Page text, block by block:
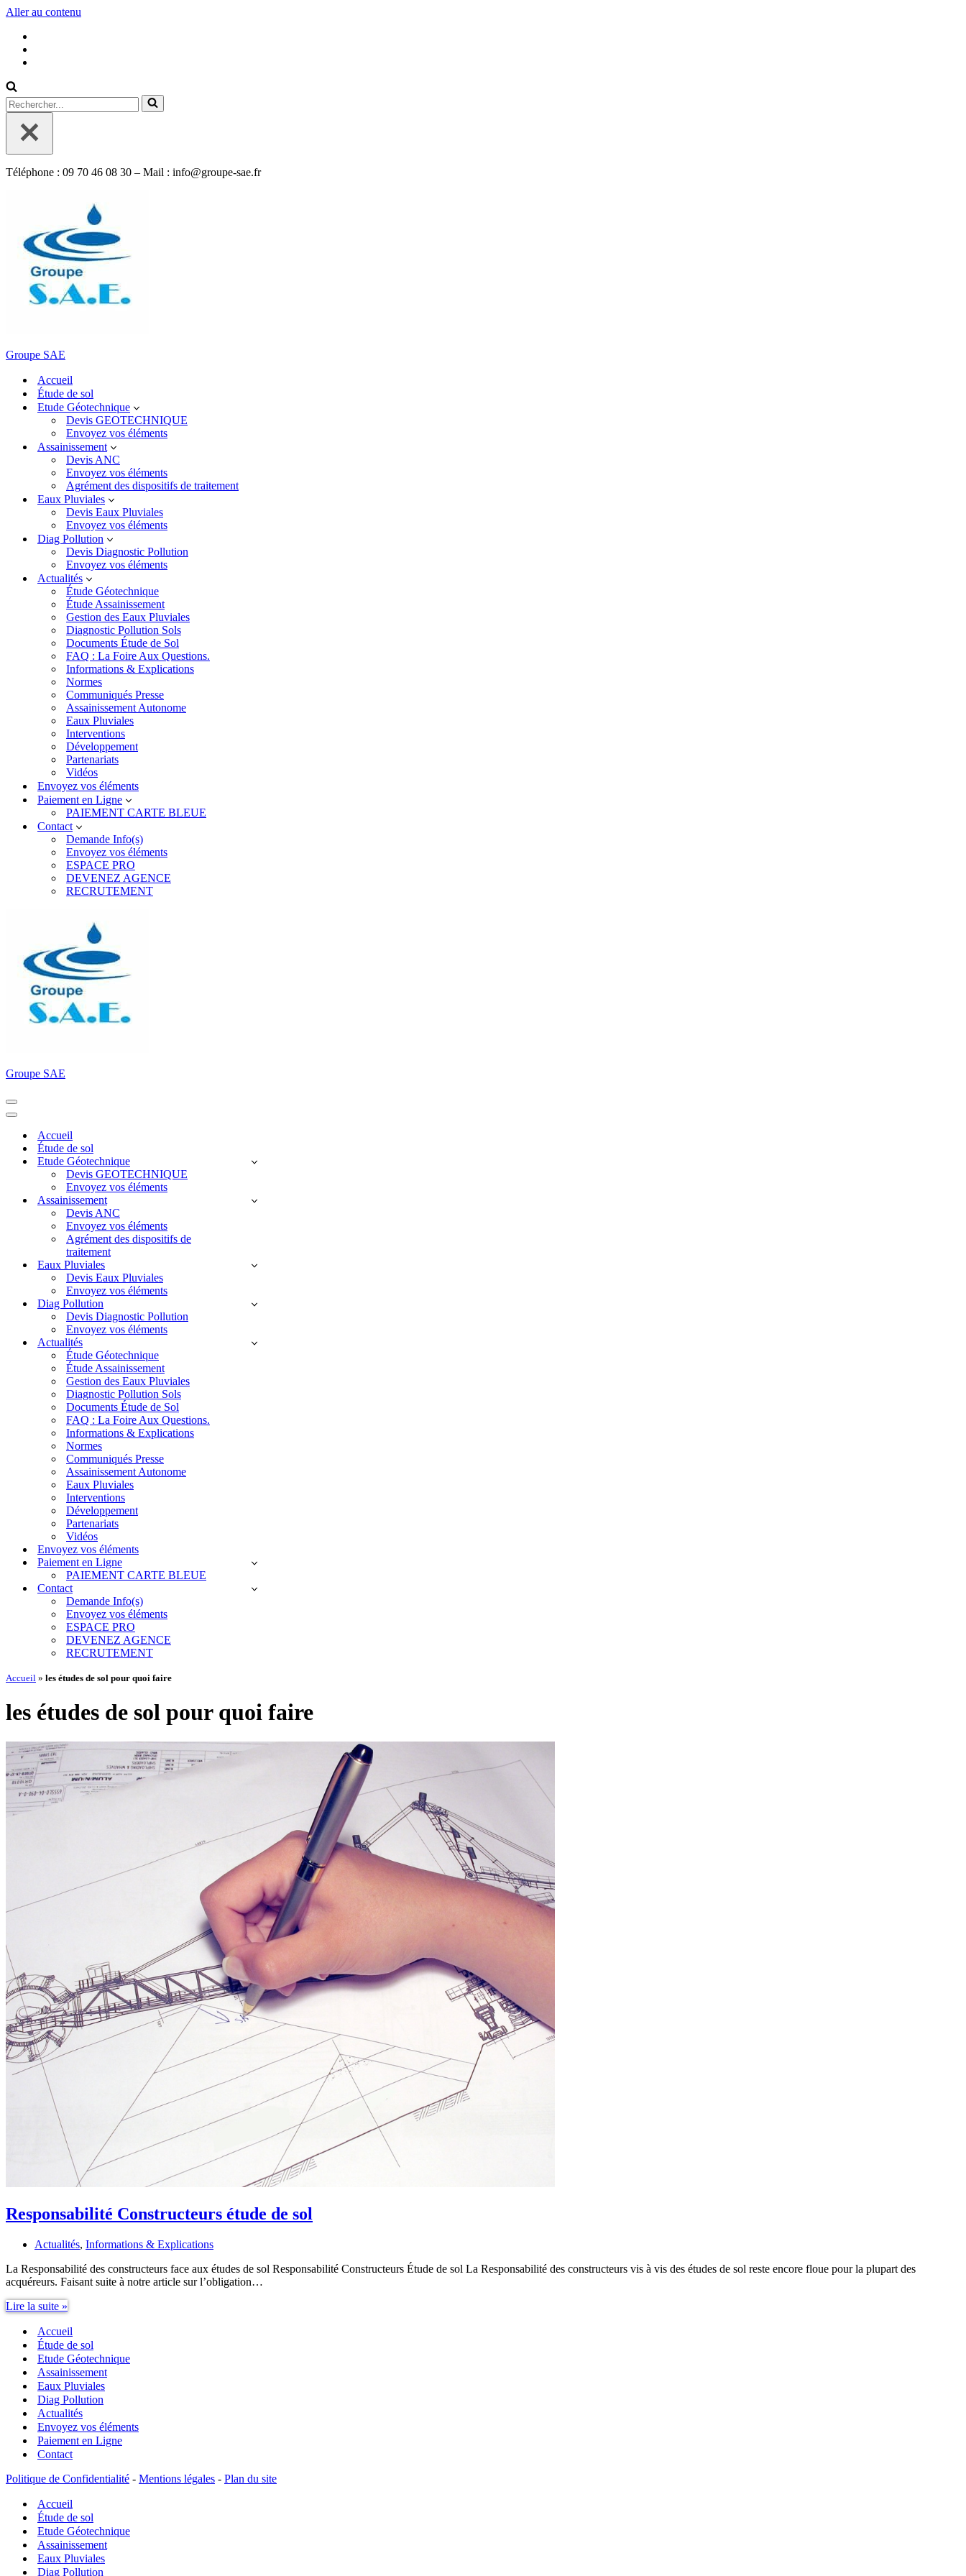
Aller au contenu
Rechercher...
Téléphone : 09 70 46 08 30 – Mail : info@groupe-sae.fr
Groupe SAE
Accueil
Étude de sol
Etude Géotechnique
Devis GEOTECHNIQUE
Envoyez vos éléments
Assainissement
Devis ANC
Envoyez vos éléments
Agrément des dispositifs de traitement
Eaux Pluviales
Devis Eaux Pluviales
Envoyez vos éléments
Diag Pollution
Devis Diagnostic Pollution
Envoyez vos éléments
Actualités
Étude Géotechnique
Étude Assainissement
Gestion des Eaux Pluviales
Diagnostic Pollution Sols
Documents Étude de Sol
FAQ : La Foire Aux Questions.
Informations & Explications
Normes
Communiqués Presse
Assainissement Autonome
Eaux Pluviales
Interventions
Développement
Partenariats
Vidéos
Envoyez vos éléments
Paiement en Ligne
PAIEMENT CARTE BLEUE
Contact
Demande Info(s)
Envoyez vos éléments
ESPACE PRO
DEVENEZ AGENCE
RECRUTEMENT
Groupe SAE
Menu
de
Menu
navigationAccueil
Étude de sol
Etude Géotechnique
Devis GEOTECHNIQUE
Envoyez vos éléments
Assainissement
Devis ANC
Envoyez vos éléments
Agrément des dispositifs de
traitement
Eaux Pluviales
Devis Eaux Pluviales
Envoyez vos éléments
Diag Pollution
Devis Diagnostic Pollution
Envoyez vos éléments
Actualités
Étude Géotechnique
Étude Assainissement
Gestion des Eaux Pluviales
Diagnostic Pollution Sols
Documents Étude de Sol
FAQ : La Foire Aux Questions.
Informations & Explications
Normes
Communiqués Presse
Assainissement Autonome
Eaux Pluviales
Interventions
Développement
Partenariats
Vidéos
Envoyez vos éléments
Paiement en Ligne
PAIEMENT CARTE BLEUE
Contact
Demande Info(s)
Envoyez vos éléments
ESPACE PRO
DEVENEZ AGENCE
RECRUTEMENT
Accueil » les études de sol pour quoi faire
les études de sol pour quoi faire
Responsabilité Constructeurs étude de sol
Actualités, Informations & Explications
La Responsabilité des constructeurs face aux études de sol Responsabilité Constructeurs Étude de sol La Responsabilité des constructeurs vis à vis des études de sol reste encore floue pour la plupart des
acquéreurs. Faisant suite à notre article sur l’obligation…
Lire la suite »
étude
de
sol
Accueil
Étude de sol
Etude Géotechnique
Assainissement
Eaux Pluviales
Diag Pollution
Actualités
Envoyez vos éléments
Paiement en Ligne
Contact
Politique de Confidentialité - Mentions légales - Plan du site
Accueil
Étude de sol
Etude Géotechnique
Assainissement
Eaux Pluviales
Diag Pollution